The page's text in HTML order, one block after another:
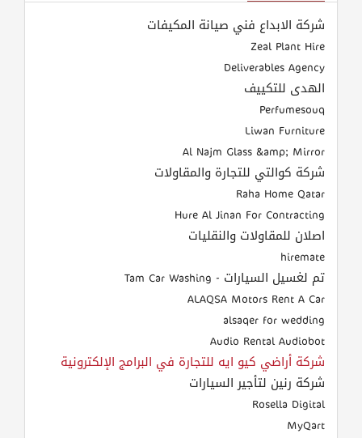
شركة الابداع فني صيانة المكيفات
Zeal Plant Hire
Deliverables Agency
الهدى للتكييف
Perfumesouq
Liwan Furniture
Al Najm Glass &amp; Mirror
شركة كوالتي للتجارة والمقاولات
Raha Home Qatar
Hure Al Jinan For Contracting
اصلان للمقاولات والنقليات
hiremate
تم لغسيل السيارات - Tam Car Washing
ALAQSA Motors Rent A Car
alsaqer for wedding
Audio Rental Audiobot
شركة أراضي كيو ايه للتجارة في البرامج الإلكترونية
شركة رنين لتأجير السيارات
Rosella Digital
MyQart